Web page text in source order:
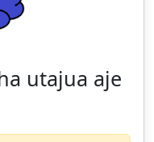
utajua aje